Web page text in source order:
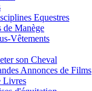
Equestres
de Manège
Vêtements
son Cheval
Annonces de Films
Livres